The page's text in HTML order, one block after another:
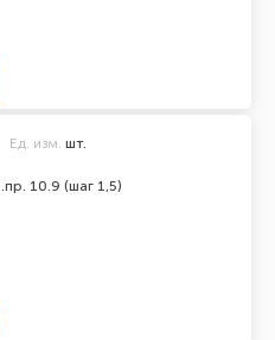
10.9 (шаг 1,5)
Ед. изм. шт.